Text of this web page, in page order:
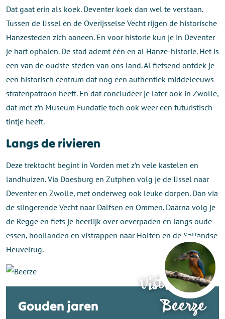
Dat gaat erin als koek. Deventer koek dan wel te verstaan.
Tussen de IJssel en de Overijsselse Vecht rijgen de historische
Hanzesteden zich aaneen. En voor historie kun je in Deventer
je hart ophalen. De stad ademt één en al Hanze-historie. Het is
een van de oudste steden van ons land. Al fietsend ontdek je
een historisch centrum dat nog een authentiek middeleeuws
stratenpatroon heeft. En dat concludeer je later ook in Zwolle,
dat met z’n Museum Fundatie toch ook weer een futuristisch
tintje heeft.
Langs de rivieren
Deze trektocht begint in Vorden met z’n vele kastelen en
landhuizen. Via Doesburg en Zutphen volg je de IJssel naar
Deventer en Zwolle, met onderweg ook leuke dorpen. Dan via
de slingerende Vecht naar Dalfsen en Ommen. Daarna volg je
de Regge en fiets je heerlijk over oeverpaden en langs oude
essen, hooilanden en vistrappen naar Holten en de Sallandse
Heuvelrug.
Vistrap bij
Beerze
Gouden jaren